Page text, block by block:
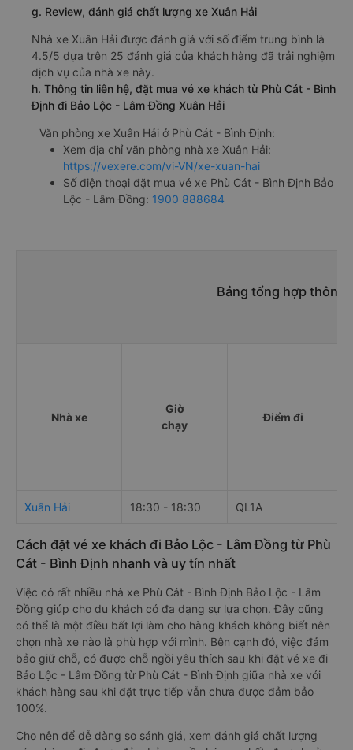
g. Review, đánh giá chất lượng xe Xuân Hải
Nhà xe Xuân Hải được đánh giá với số điểm trung bình là
4.5/5 dựa trên 25 đánh giá của khách hàng đã trải nghiệm
dịch vụ của nhà xe này.
h. Thông tin liên hệ, đặt mua vé xe khách từ Phù Cát - Bình
Định đi Bảo Lộc - Lâm Đồng Xuân Hải
Văn phòng xe Xuân Hải ở Phù Cát - Bình Định:
Xem địa chỉ văn phòng nhà xe Xuân Hải:
https://vexere.com/vi-VN/xe-xuan-hai
Số điện thoại đặt mua vé xe Phù Cát - Bình Định Bảo
Lộc - Lâm Đồng: 1900 888684
Bảng tổng hợp thông
Nhà xe
Giờ
chạy
Điểm đi
Xuân Hải 18:30 - 18:30 QL1A
Cách đặt vé xe khách đi Bảo Lộc - Lâm Đồng từ Phù
Cát - Bình Định nhanh và uy tín nhất
Việc có rất nhiều nhà xe Phù Cát - Bình Định Bảo Lộc - Lâm
Đồng giúp cho du khách có đa dạng sự lựa chọn. Đây cũng
có thể là một điều bất lợi làm cho hàng khách không biết nên
chọn nhà xe nào là phù hợp với mình. Bên cạnh đó, việc đảm
bảo giữ chỗ, có được chỗ ngồi yêu thích sau khi đặt vé xe đi
Bảo Lộc - Lâm Đồng từ Phù Cát - Bình Định giữa nhà xe với
khách hàng sau khi đặt trực tiếp vẫn chưa được đảm bảo
100%.
Cho nên để dễ dàng so sánh giá, xem đánh giá chất lượng